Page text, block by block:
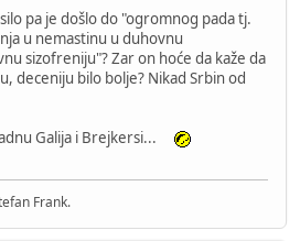
pa je došlo do "ogromnog pada tj.
u nemastinu u duhovnu
sizofreniju"? Zar on hoće da kaže da
deceniju bilo bolje? Nikad Srbin od
Galija i Brejkersi...
Frank.